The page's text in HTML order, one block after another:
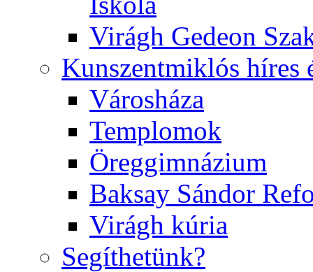
Virágh Gedeon
Kunszentmiklós híres
Városháza
Templomok
Öreggimnázium
Baksay Sándor
Virágh kúria
Segíthetünk?